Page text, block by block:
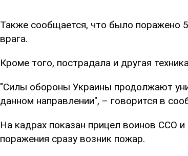
Также сообщается, что было поражено
врага.
Кроме того, пострадала и другая
"Силы обороны Украины продолжают
данном направлении", – говорится в
На кадрах показан прицел воинов ССО
поражения сразу возник пожар.